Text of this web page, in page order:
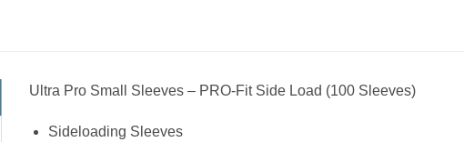
Ultra Pro Small Sleeves – PRO-Fit Side Load (100 Sleeves)
Sideloading Sleeves